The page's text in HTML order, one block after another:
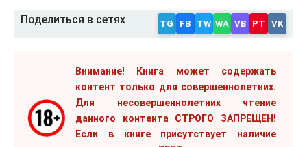
Поделиться в сетях TG FB TW WA VB PT VK
Внимание! Книга может содержать
контент только для совершеннолетних.
Для несовершеннолетних чтение
данного контента СТРОГО ЗАПРЕЩЕН!
Если в книге присутствует наличие